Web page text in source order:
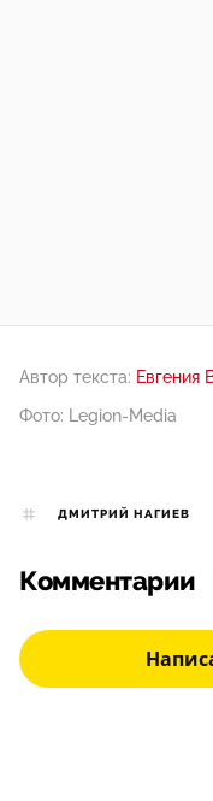
Автор текста: Евгения
Фото: Legion-Media
ДМИТРИЙ НАГИЕВ
Комментарии